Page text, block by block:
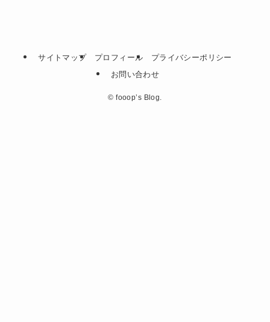
サイトマップ プロフィール
プライバシーポリシー
お問い合わせ
© fooop’s Blog.